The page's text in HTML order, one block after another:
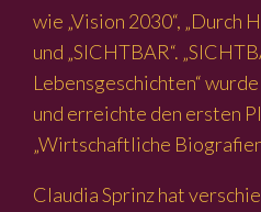
wie „Vision 2030“, „Durch
und „SICHTBAR“.
Lebensgeschichten“
und erreichte den ersten
„Wirtschaftliche
Claudia Sprinz hat